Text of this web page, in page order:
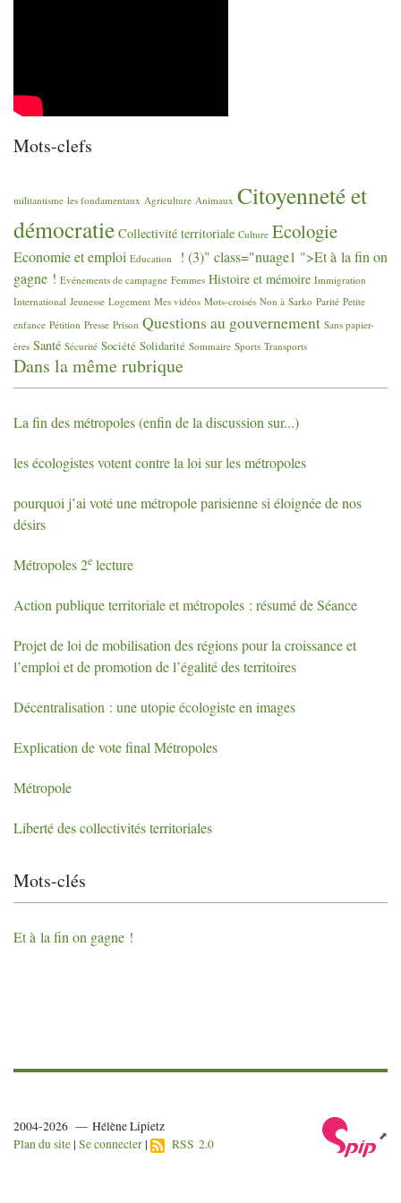
Mots-clefs
militantisme les fondamentaux Agriculture Animaux Citoyenneté et
démocratie Collectivité territoriale Culture Ecologie
Economie et emploi Education
! (3)" class="nuage1 ">Et à la fin on
gagne ! Evénements de campagne Femmes Histoire et mémoire Immigration
International Jeunesse Logement Mes vidéos Mots-croisés Non à Sarko Parité Petite
enfance Pétition Presse Prison Questions au gouvernement Sans papier-
ères Santé Sécurité Société Solidarité Sommaire Sports Transports
Dans la même rubrique
La fin des métropoles (enfin de la discussion sur...)
les écologistes votent contre la loi sur les métropoles
pourquoi j’ai voté une métropole parisienne si éloignée de nos
désirs
Métropoles 2e lecture
Action publique territoriale et métropoles : résumé de Séance
Projet de loi de mobilisation des régions pour la croissance et
l’emploi et de promotion de l’égalité des territoires
Décentralisation : une utopie écologiste en images
Explication de vote final Métropoles
Métropole
Liberté des collectivités territoriales
Mots-clés
Et à la fin on gagne !
2004-2026 — Hélène Lipietz
Plan du site | Se connecter | RSS 2.0